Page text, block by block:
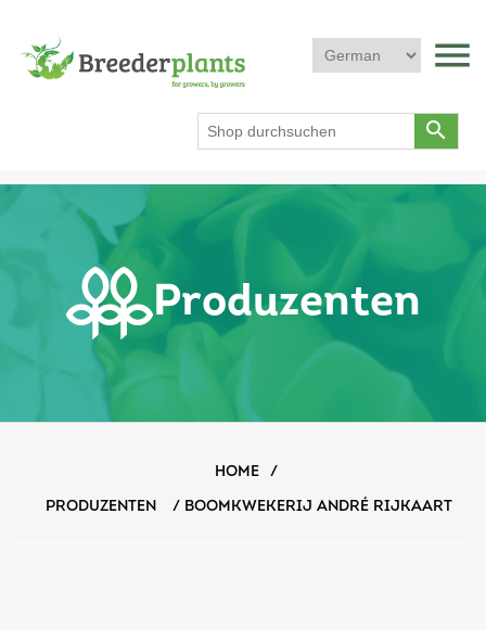
menu
search
Produzenten
HOME /
PRODUZENTEN / BOOMKWEKERIJ ANDRÉ RIJKAART